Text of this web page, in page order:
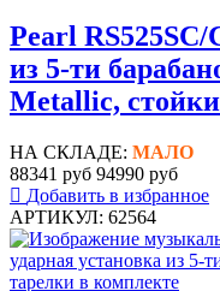
Pearl RS525SC/
из 5-ти
Metallic,
НА СКЛАДЕ: МАЛО
88341 руб 94990 руб
Добавить в избранное
АРТИКУЛ: 62564